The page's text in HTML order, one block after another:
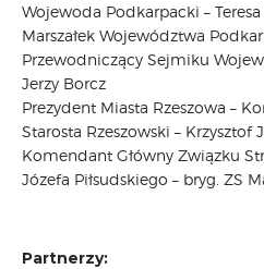
Wojewoda Podkarpacki – Teresa
Marszałek Województwa
Przewodniczący Sejmiku
Jerzy Borcz
Prezydent Miasta Rzeszowa –
Starosta Rzeszowski – Krzysztof
Komendant Główny Związku
Józefa Piłsudskiego – bryg. ZS
Partnerzy: